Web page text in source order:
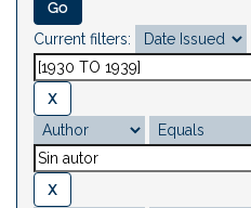
Current filters: